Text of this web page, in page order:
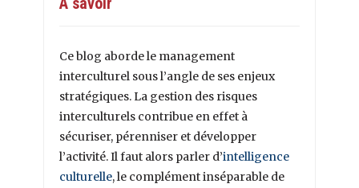
Ce blog aborde le management
interculturel sous l’angle de ses enjeux
stratégiques. La gestion des risques
interculturels contribue en effet à
sécuriser, pérenniser et développer
l’activité. Il faut alors parler d’intelligence
culturelle, le complément inséparable de